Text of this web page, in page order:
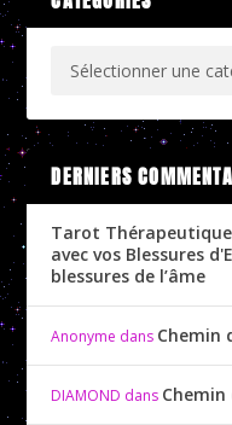
DERNIERS
Tarot
avec vos Blessures
blessures de l’âme
Anonyme dans Chemin
DIAMOND dans Chemin